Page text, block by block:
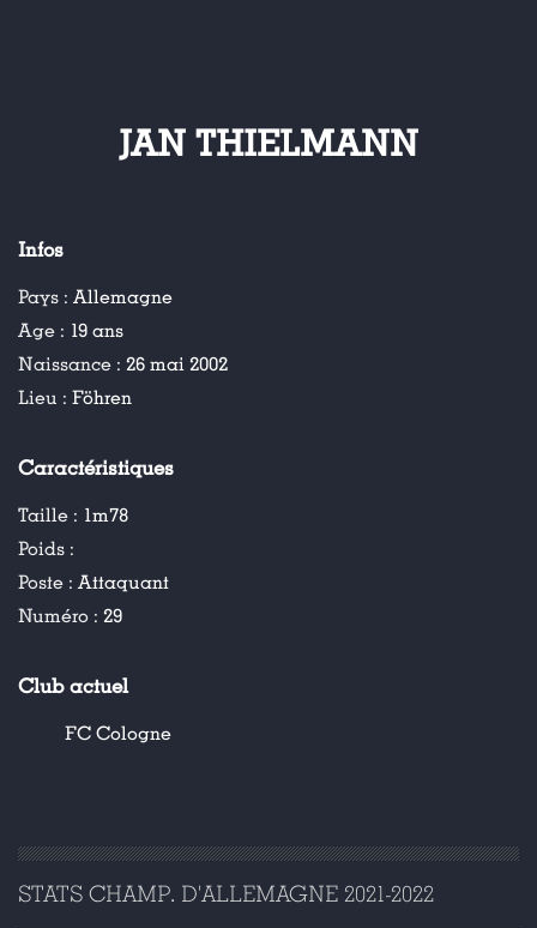
JAN THIELMANN
Infos
Pays : Allemagne
Age : 19 ans
Naissance : 26 mai 2002
Lieu : Föhren
Caractéristiques
Taille : 1m78
Poids :
Poste : Attaquant
Numéro : 29
Club actuel
FC Cologne
STATS CHAMP. D'ALLEMAGNE 2021-2022